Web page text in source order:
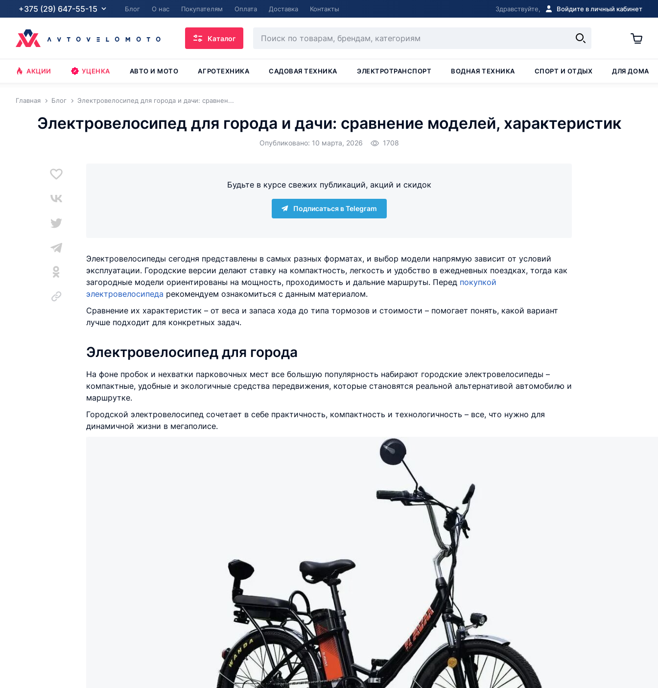
+375 (29) 647-55-15 Блог О нас Покупателям Оплата Доставка Контакты Здравствуйте, Войдите в личный кабинет
Каталог
АКЦИИ УЦЕНКА АВТО И МОТО АГРОТЕХНИКА САДОВАЯ ТЕХНИКА ЭЛЕКТРОТРАНСПОРТ ВОДНАЯ ТЕХНИКА СПОРТ И ОТДЫХ ДЛЯ ДОМА
Главная Блог Электровелосипед для города и дачи: сравнен...
Электровелосипед для города и дачи: сравнение моделей, характеристик
Опубликовано: 10 марта, 2026 1708
Будьте в курсе свежих публикаций, акций и скидок
Подписаться в Telegram
Электровелосипеды сегодня представлены в самых разных форматах, и выбор модели напрямую зависит от условий
эксплуатации. Городские версии делают ставку на компактность, легкость и удобство в ежедневных поездках, тогда как
загородные модели ориентированы на мощность, проходимость и дальние маршруты. Перед покупкой
электровелосипеда рекомендуем ознакомиться с данным материалом.
Сравнение их характеристик – от веса и запаса хода до типа тормозов и стоимости – помогает понять, какой вариант
лучше подходит для конкретных задач.
Электровелосипед для города
На фоне пробок и нехватки парковочных мест все большую популярность набирают городские электровелосипеды –
компактные, удобные и экологичные средства передвижения, которые становятся реальной альтернативой автомобилю и
маршрутке.
Городской электровелосипед сочетает в себе практичность, компактность и технологичность – все, что нужно для
динамичной жизни в мегаполисе.